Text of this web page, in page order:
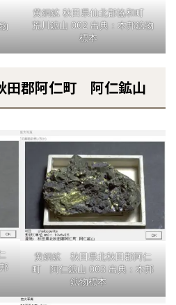
黄銅鉱 秋田県仙北郡協和町
荒川鉱山 002 出典：本邦鉱物
標本
郡阿仁町 阿仁鉱山
黄銅鉱 秋田県北秋田郡阿仁
町 阿仁鉱山 003 出典：本邦
鉱物標本